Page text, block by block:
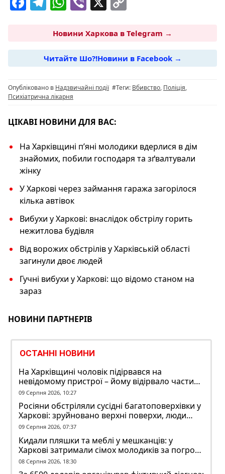
e
b
o
o
k
e
g
ra
m
at
s
A
p
p
er p
y
Li
n
Новини Харкова в Telegram →
Читайте Шо?!Новини в Facebook →
Опубліковано в Надзвичайні події #Теги: Вбивство, Поліція,
Психіатрична лікарня
ЦІКАВІ НОВИНИ ДЛЯ ВАС:
На Харківщині п’яні молодики вдерлися в дім
знайомих, побили господаря та зґвалтували
жінку
У Харкові через займання гаража загорілося
кілька автівок
Вибухи у Харкові: внаслідок обстрілу горить
нежитлова будівля
Від ворожих обстрілів у Харківській області
загинули двоє людей
Гучні вибухи у Харкові: що відомо станом на
зараз
НОВИНИ ПАРТНЕРІВ
ОСТАННІ НОВИНИ
На Харківщині чоловік підірвався на
невідомому пристрої – йому відірвало частину
руки
09 Серпня 2026, 10:27
Росіяни обстріляли сусідні багатоповерхівки у
Харкові: зруйновано верхні поверхи, люди
заблоковані
09 Серпня 2026, 07:37
Кидали пляшки та меблі у мешканців: у
Харкові затримали сімох молодиків за погром
у гуртожитку
08 Серпня 2026, 18:30